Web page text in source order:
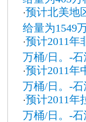
·预计北美地
给量为1549
·预计2011年
万桶/日。-石
·预计2011年
万桶/日。-石
·预计2011年
万桶/日。-石